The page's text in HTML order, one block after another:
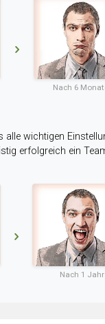
Nach 6
wichtigen
erfolgreich ein
Nach 1 Jahr